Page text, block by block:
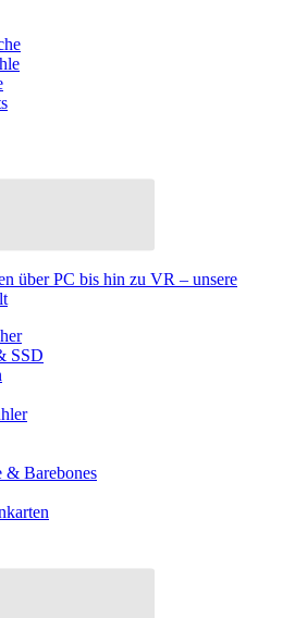
über PC bis hin zu VR – unsere
SSD
& Barebones